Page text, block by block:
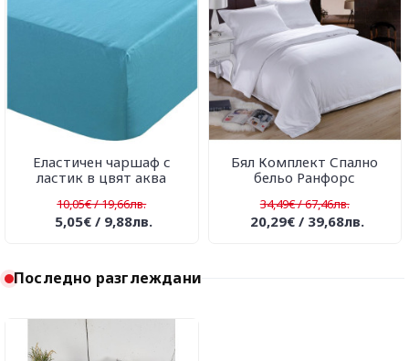
Еластичен чаршаф с
ластик в цвят аква
10,05€ / 19,66лв.
5,05€ / 9,88лв.
Бял Комплект Спално
бельо Ранфорс
34,49€ / 67,46лв.
20,29€ / 39,68лв.
Последно разглеждани